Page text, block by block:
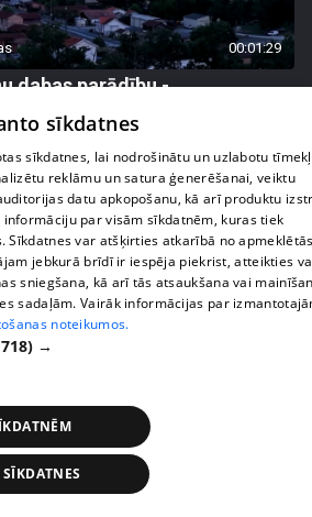
00:01:29
dabas parādību -
bet vai “zemo cenu grozs”
čeku?
sīkdatnes
sīkdatnes, lai nodrošinātu un uzlabotu
reklāmu un satura ģenerēšanai, veiktu
datu apkopošanu, kā arī produktu
par visām sīkdatnēm, kuras tiek
Sīkdatnes var atšķirties atkarībā no
jebkurā brīdī ir iespēja piekrist, atteikties
sniegšana, kā arī tās atsaukšana vai
sadaļām. Vairāk informācijas par
noteikumos.
→